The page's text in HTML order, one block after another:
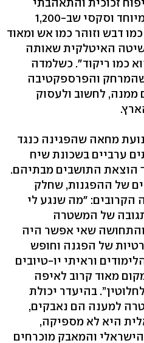
זכוכית והתאהבתי
בזכוכית החמה. זהו חומר מיוחד וסקסי שב-1,200
דבש וזוהר כמו אש ומאוד
האיטלקית שאותה
כמו ריקוד". כשלמדה
והפרספקטיבה
ממנה, לחשוב ולעסוק
תנועת מחאה שהפגינה כנגד
ערביים בשכונת שיח
הוצאת התושבים מבתיהם.
של ההפגנות, שחלק
הקרובים: "מה שנגע לי
של המשטרה
שאי אפשר היה
של הפגנה וחופש
וראיתי יו-טיובים
מאוד קרוב לאיפה
בהיעדר יכולת
למענה הם נאבקים,
היא לא מספיקה,
והמאבק מוכרחים